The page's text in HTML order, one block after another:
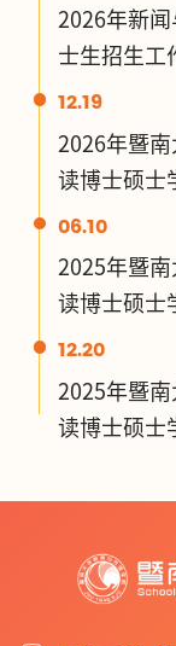
2026年新
士生招生工
12.19
2026年暨
读博士硕士
06.10
2025年暨
读博士硕士
12.20
2025年暨
读博士硕士